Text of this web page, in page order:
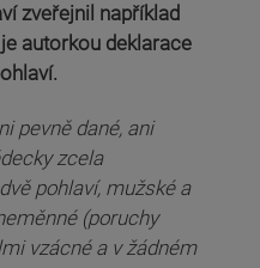
zveřejnil například
autorkou deklarace
pevně dané, ani
zcela
pohlaví, mužské a
(poruchy
vzácné a v žádném